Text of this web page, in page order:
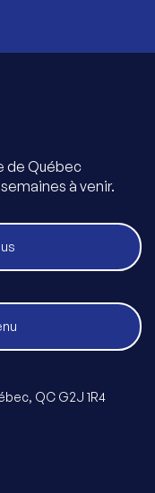
de Québec
à venir.
QC G2J 1R4